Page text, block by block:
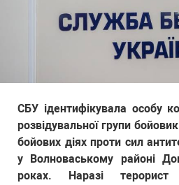
СБУ ідентифікувала особу
розвідувальної групи
бойових діях проти сил
у Волноваському районі
роках. Наразі терорист